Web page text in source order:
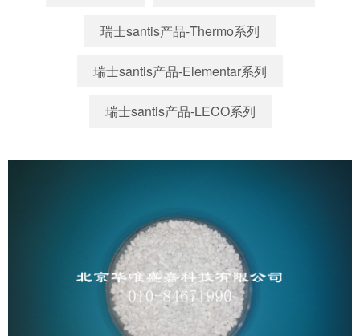
瑞士santis产品-Thermo系列
瑞士santis产品-Elementar系列
瑞士santis产品-LECO系列